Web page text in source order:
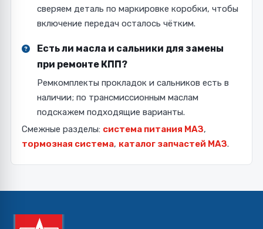
сверяем деталь по маркировке коробки, чтобы
включение передач осталось чётким.
Есть ли масла и сальники для замены
при ремонте КПП?
Ремкомплекты прокладок и сальников есть в
наличии; по трансмиссионным маслам
подскажем подходящие варианты.
Смежные разделы: система питания МАЗ,
тормозная система, каталог запчастей МАЗ.